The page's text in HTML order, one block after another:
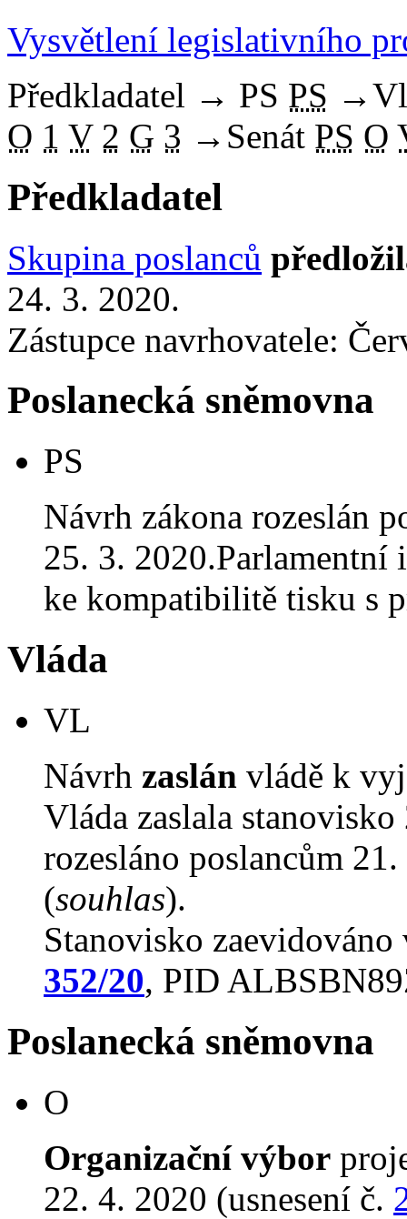
Vysvětlení legislativního
Předkladatel → PS PS →
O 1 V 2 G 3 → Senát PS O
Předkladatel
Skupina poslanců
24. 3. 2020.
Zástupce navrhovatele:
Poslanecká sněmovna
PS
Návrh zákona rozeslán
25. 3.
ke kompatibilitě tisku s
Vláda
VL
Návrh zaslán vládě k
Vláda zaslala
rozesláno poslancům
(souhlas).
Stanovisko
352/20, PID
Poslanecká sněmovna
O
Organizační výbor
22. 4. 2020 (usnesení č.